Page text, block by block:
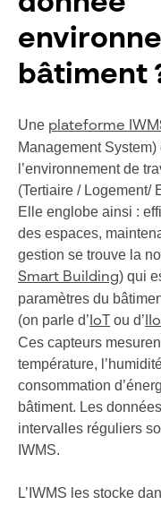
bâtiment
Une plateforme
Management
l’environnement de
(Tertiaire / Logement/
Elle englobe ainsi :
des espaces,
gestion se trouve la
Smart Building) qui
paramètres du
(on parle d’ IoT ou d’ IIoT
Ces capteurs
température,
consommation
bâtiment. Les
intervalles réguliers
IWMS.
L’IWMS les stocke